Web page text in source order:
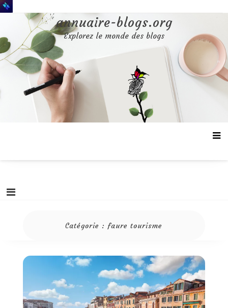
Aller
au
annuaire-blogs.org
Explorez le monde des blogs
Catégorie : faure tourisme